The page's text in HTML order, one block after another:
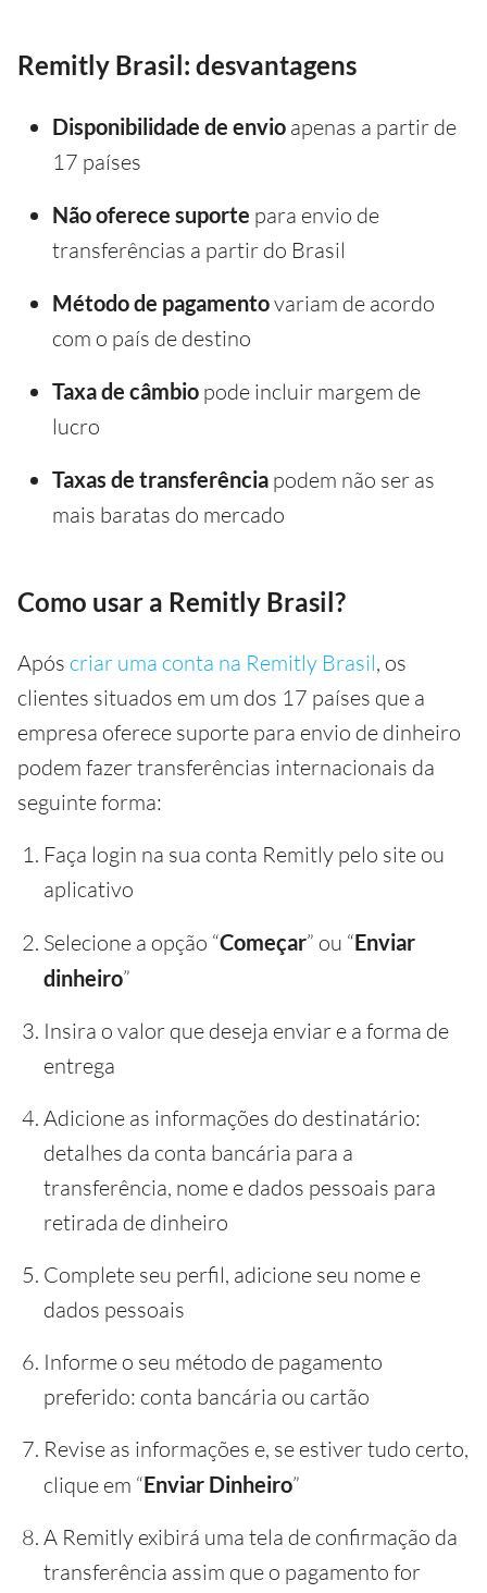
Remitly Brasil: desvantagens
Disponibilidade de envio apenas a partir de
17 países
Não oferece suporte para envio de
transferências a partir do Brasil
Método de pagamentovariam de acordo
com o país de destino
Taxa de câmbio pode incluir margem de
lucro
Taxas de transferência podem não ser as
mais baratas do mercado
Como usar a Remitly Brasil?
Após criar uma conta na Remitly Brasil, os
clientes situados em um dos 17 países que a
empresa oferece suporte para envio de dinheiro
podem fazer transferências internacionais da
seguinte forma:
Faça login na sua conta Remitly pelo site ou
aplicativo
Selecione a opção “Começar” ou “Enviar
dinheiro”
Insira o valor que deseja enviar e a forma de
entrega
Adicione as informações do destinatário:
detalhes da conta bancária para a
transferência, nome e dados pessoais para
retirada de dinheiro
Complete seu perfil, adicione seu nome e
dados pessoais
Informe o seu método de pagamento
preferido: conta bancária ou cartão
Revise as informações e, se estiver tudo certo,
clique em “Enviar Dinheiro”
A Remitly exibirá uma tela de confirmação da
transferência assim que o pagamento for